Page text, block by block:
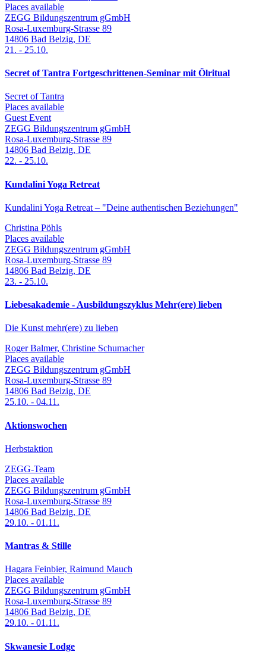
Places available
ZEGG Bildungszentrum gGmbH
Rosa-Luxemburg-Strasse 89
14806 Bad Belzig, DE
21. - 25.10.
Secret of Tantra Fortgeschrittenen-Seminar mit Ölritual
Secret of Tantra
Places available
Guest Event
ZEGG Bildungszentrum gGmbH
Rosa-Luxemburg-Strasse 89
14806 Bad Belzig, DE
22. - 25.10.
Kundalini Yoga Retreat
Kundalini Yoga Retreat – "Deine authentischen Beziehungen"
Christina Pöhls
Places available
ZEGG Bildungszentrum gGmbH
Rosa-Luxemburg-Strasse 89
14806 Bad Belzig, DE
23. - 25.10.
Liebesakademie - Ausbildungszyklus Mehr(ere) lieben
Die Kunst mehr(ere) zu lieben
Roger Balmer, Christine Schumacher
Places available
ZEGG Bildungszentrum gGmbH
Rosa-Luxemburg-Strasse 89
14806 Bad Belzig, DE
25.10. - 04.11.
Aktionswochen
Herbstaktion
ZEGG-Team
Places available
ZEGG Bildungszentrum gGmbH
Rosa-Luxemburg-Strasse 89
14806 Bad Belzig, DE
29.10. - 01.11.
Mantras & Stille
Hagara Feinbier, Raimund Mauch
Places available
ZEGG Bildungszentrum gGmbH
Rosa-Luxemburg-Strasse 89
14806 Bad Belzig, DE
29.10. - 01.11.
Skwanesie Lodge